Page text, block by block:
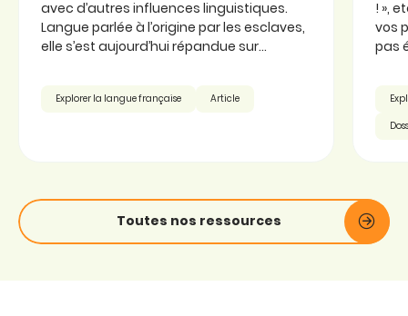
avec d’autres influences linguistiques.
Langue parlée à l’origine par les esclaves,
elle s’est aujourd’hui répandue sur...
Explorer la langue française Article
! »,
vos
pas
Toutes nos ressources